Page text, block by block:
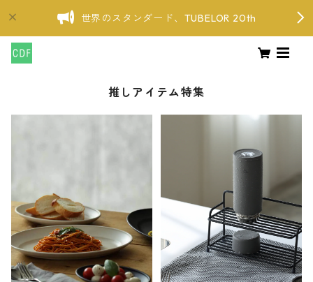
世界のスタンダード、TUBELOR 20th
推しアイテム特集